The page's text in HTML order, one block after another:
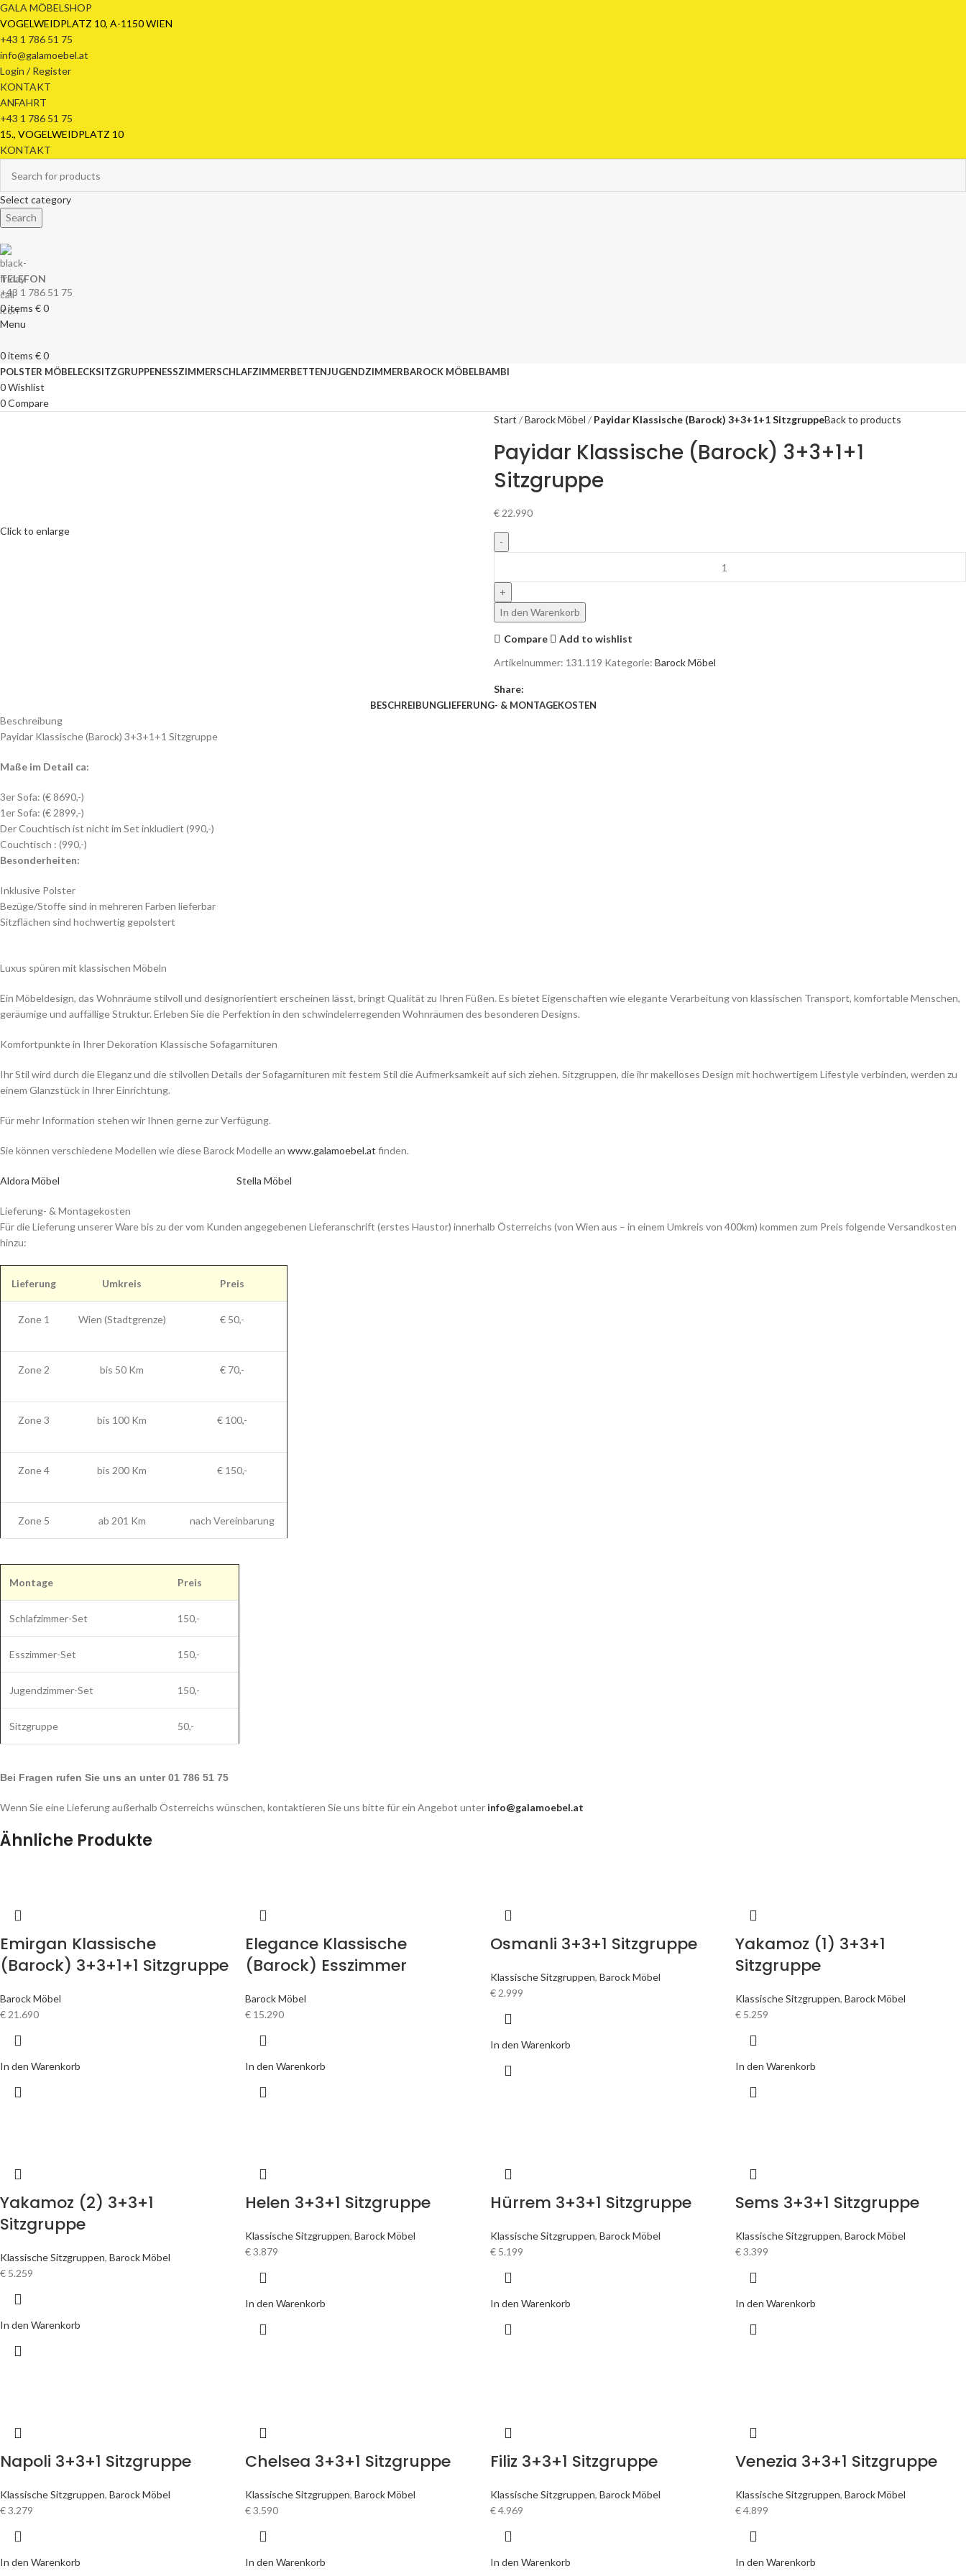
GALA MÖBELSHOP
VOGELWEIDPLATZ 10, A-1150 WIEN
+43 1 786 51 75
info@galamoebel.at
Login / Register
KONTAKT
ANFAHRT
+43 1 786 51 75
15., VOGELWEIDPLATZ 10
KONTAKT
Select category
Search
TELEFON
+43 1 786 51 75
0items €0
Menu
0items €0
POLSTER MÖBELECKSITZGRUPPENESSZIMMERSCHLAFZIMMERBETTENJUGENDZIMMERBAROCK MÖBELBAMBI
0Wishlist
0Compare
Click to enlarge
Start Barock Möbel Payidar Klassische (Barock) 3+3+1+1 SitzgruppeBack to products
Payidar Klassische (Barock) 3+3+1+1
Sitzgruppe
€ 22.990
In den Warenkorb
Compare
Add to wishlist
Artikelnummer: 131.119 Kategorie: Barock Möbel
Share:
BESCHREIBUNGLIEFERUNG- & MONTAGEKOSTEN
Beschreibung
Payidar Klassische (Barock) 3+3+1+1 Sitzgruppe
Maße im Detail ca:
3er Sofa: (€ 8690,-)
1er Sofa: (€ 2899,-)
Der Couchtisch ist nicht im Set inkludiert (990,-)
Couchtisch : (990,-)
Besonderheiten:
Inklusive Polster
Bezüge/Stoffe sind in mehreren Farben lieferbar
Sitzflächen sind hochwertig gepolstert
Luxus spüren mit klassischen Möbeln
Ein Möbeldesign, das Wohnräume stilvoll und designorientiert erscheinen lässt, bringt Qualität zu Ihren Füßen. Es bietet Eigenschaften wie elegante Verarbeitung von klassischen Transport, komfortable Menschen,
geräumige und auffällige Struktur. Erleben Sie die Perfektion in den schwindelerregenden Wohnräumen des besonderen Designs.
Komfortpunkte in Ihrer Dekoration Klassische Sofagarnituren
Ihr Stil wird durch die Eleganz und die stilvollen Details der Sofagarnituren mit festem Stil die Aufmerksamkeit auf sich ziehen. Sitzgruppen, die ihr makelloses Design mit hochwertigem Lifestyle verbinden, werden zu
einem Glanzstück in Ihrer Einrichtung.
Für mehr Information stehen wir Ihnen gerne zur Verfügung.
Sie können verschiedene Modellen wie diese Barock Modelle an www.galamoebel.at finden.
Aldora Möbel Stella Möbel
Lieferung- & Montagekosten
Für die Lieferung unserer Ware bis zu der vom Kunden angegebenen Lieferanschrift (erstes Haustor) innerhalb Österreichs (von Wien aus – in einem Umkreis von 400km) kommen zum Preis folgende Versandkosten
hinzu:
Lieferung Umkreis Preis
Zone 1 Wien (Stadtgrenze) € 50,-
Zone 2 bis 50 Km € 70,-
Zone 3 bis 100 Km € 100,-
Zone 4 bis 200 Km € 150,-
Zone 5 ab 201 Km nach Vereinbarung
Montage Preis
Schlafzimmer-Set 150,-
Esszimmer-Set 150,-
Jugendzimmer-Set 150,-
Sitzgruppe 50,-
Bei Fragen rufen Sie uns an unter 01 786 51 75
Wenn Sie eine Lieferung außerhalb Österreichs wünschen, kontaktieren Sie uns bitte für ein Angebot unter info@galamoebel.at
Ähnliche Produkte
Emirgan Klassische
(Barock) 3+3+1+1 Sitzgruppe
Barock Möbel
€ 21.690
In den Warenkorb
Elegance Klassische
(Barock) Esszimmer
Barock Möbel
€ 15.290
In den Warenkorb
Osmanli 3+3+1 Sitzgruppe
Klassische Sitzgruppen, Barock Möbel
€ 2.999
In den Warenkorb
Yakamoz (1) 3+3+1
Sitzgruppe
Klassische Sitzgruppen, Barock Möbel
€ 5.259
In den Warenkorb
Yakamoz (2) 3+3+1
Sitzgruppe
Klassische Sitzgruppen, Barock Möbel
€ 5.259
In den Warenkorb
Helen 3+3+1 Sitzgruppe
Klassische Sitzgruppen, Barock Möbel
€3.879
In den Warenkorb
Hürrem 3+3+1 Sitzgruppe
Klassische Sitzgruppen, Barock Möbel
€ 5.199
In den Warenkorb
Sems 3+3+1 Sitzgruppe
Klassische Sitzgruppen, Barock Möbel
€3.399
In den Warenkorb
Napoli 3+3+1 Sitzgruppe
Klassische Sitzgruppen, Barock Möbel
€3.279
In den Warenkorb
Chelsea 3+3+1 Sitzgruppe
Klassische Sitzgruppen, Barock Möbel
€3.590
In den Warenkorb
Filiz 3+3+1 Sitzgruppe
Klassische Sitzgruppen, Barock Möbel
€4.969
In den Warenkorb
Venezia 3+3+1 Sitzgruppe
Klassische Sitzgruppen, Barock Möbel
€4.899
In den Warenkorb